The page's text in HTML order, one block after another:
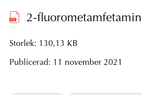
2-fluorometamfetamin
Storlek: 130,13 KB
Publicerad: 11 november 2021